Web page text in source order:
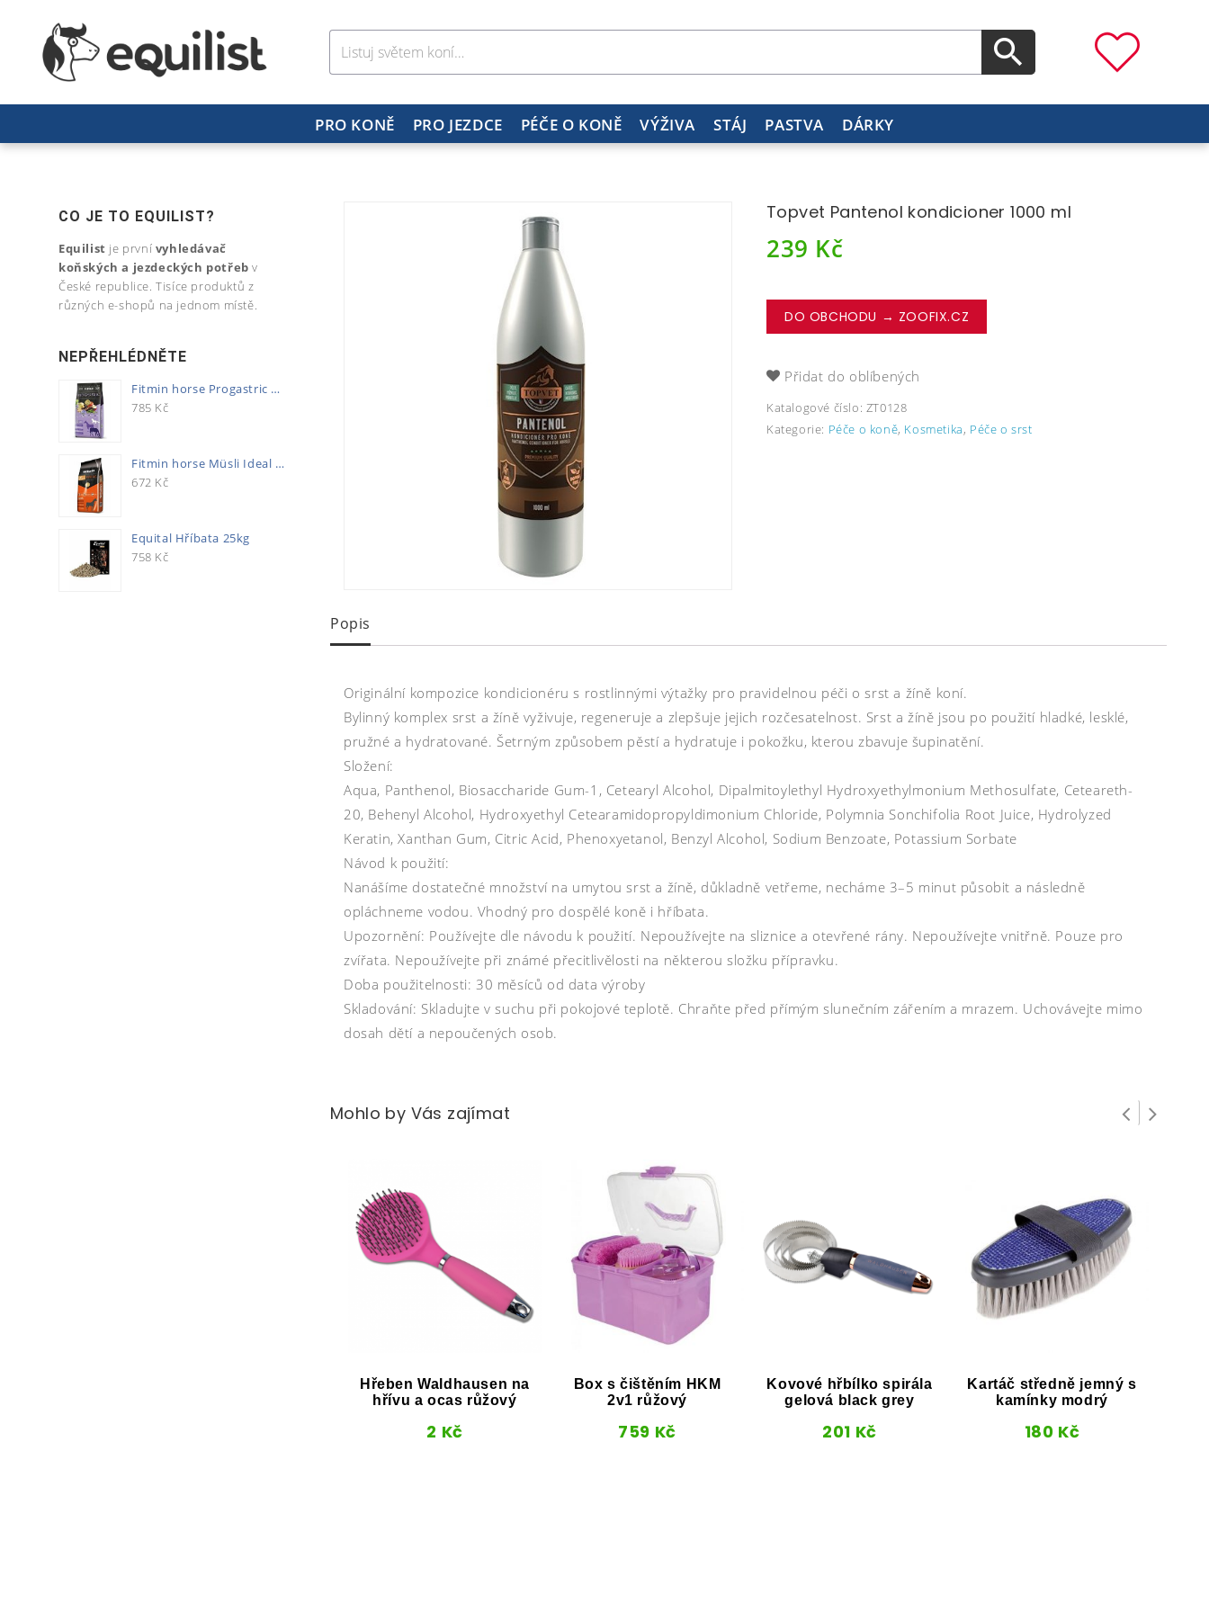
PRO KONĚ PRO JEZDCE PÉČE O KONĚ VÝŽIVA STÁJ PASTVA DÁRKY
Topvet Pantenol kondicioner 1000 ml
239 Kč
DO OBCHODU → ZOOFIX.CZ
Přidat do oblíbených
Katalogové číslo: ZT0128
Kategorie: Péče o koně, Kosmetika, Péče o srst
Popis
Originální kompozice kondicionéru s rostlinnými výtažky pro pravidelnou péči o srst a žíně koní.
Bylinný komplex srst a žíně vyživuje, regeneruje a zlepšuje jejich rozčesatelnost. Srst a žíně jsou po použití hladké, lesklé,
pružné a hydratované. Šetrným způsobem pěstí a hydratuje i pokožku, kterou zbavuje šupinatění.
Složení:
Aqua, Panthenol, Biosaccharide Gum-1, Cetearyl Alcohol, Dipalmitoylethyl Hydroxyethylmonium Methosulfate, Ceteareth-
20, Behenyl Alcohol, Hydroxyethyl Cetearamidopropyldimonium Chloride, Polymnia Sonchifolia Root Juice, Hydrolyzed
Keratin, Xanthan Gum, Citric Acid, Phenoxyetanol, Benzyl Alcohol, Sodium Benzoate, Potassium Sorbate
Návod k použití:
Nanášíme dostatečné množství na umytou srst a žíně, důkladně vetřeme, necháme 3–5 minut působit a následně
opláchneme vodou. Vhodný pro dospělé koně i hříbata.
Upozornění: Používejte dle návodu k použití. Nepoužívejte na sliznice a otevřené rány. Nepoužívejte vnitřně. Pouze pro
zvířata. Nepoužívejte při známé přecitlivělosti na některou složku přípravku.
Doba použitelnosti: 30 měsíců od data výroby
Skladování: Skladujte v suchu při pokojové teplotě. Chraňte před přímým slunečním zářením a mrazem. Uchovávejte mimo
dosah dětí a nepoučených osob.
Mohlo by Vás zajímat
Hřeben Waldhausen na
hřívu a ocas růžový
2 Kč
Box s čištěním HKM
2v1 růžový
759 Kč
Kovové hřbílko spirála
gelová black grey
201 Kč
Kartáč středně jemný s
kamínky modrý
180 Kč
CO JE TO EQUILIST?
Equilist je první vyhledávač
koňských a jezdeckých potřeb v
České republice. Tisíce produktů z
různých e-shopů na jednom místě.
NEPŘEHLÉDNĚTE
Fitmin horse Progastric 20kg
785 Kč
Fitmin horse Müsli Ideal 20kg
672 Kč
Equital Hříbata 25kg
758 Kč